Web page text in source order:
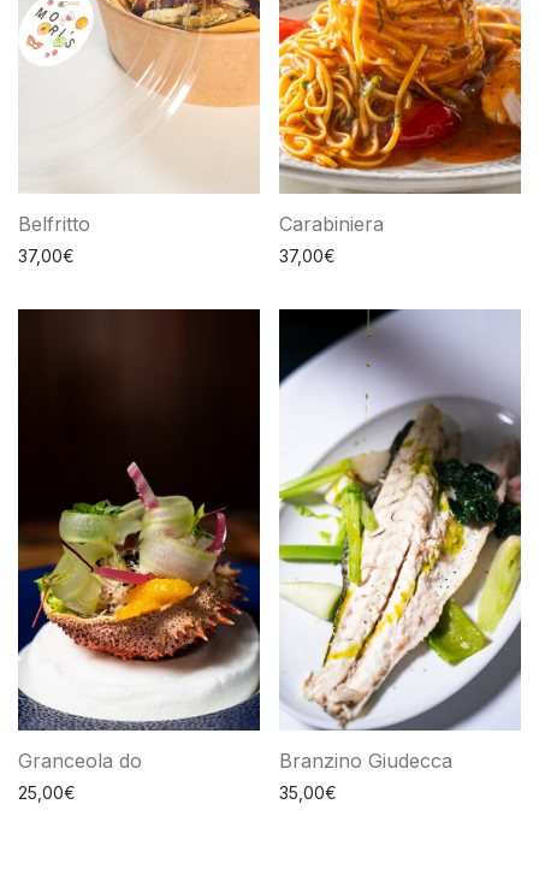
Belfritto
37,00€
Carabiniera
37,00€
Granceola do
25,00€
Branzino Giudecca
35,00€